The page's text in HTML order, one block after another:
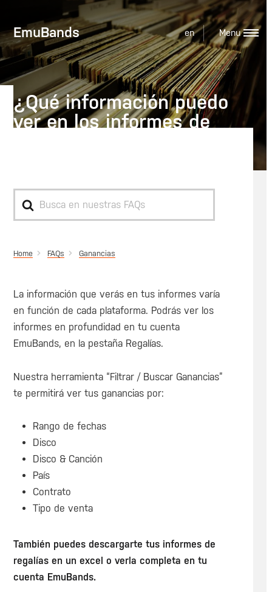
EmuBands en
¿Qué información puedo
ver en los informes de
For
Home Ganancias
La información que verás en tus informes varía
en función de cada plataforma. Podrás ver los
informes en profundidad en tu cuenta
EmuBands, en la pestaña Regalías.
Nuestra herramienta “Filtrar / Buscar Ganancias”
te permitirá ver tus ganancias por:
Rango de fechas
Disco
Disco & Canción
País
Contrato
Tipo de venta
También puedes descargarte tus informes de
regalías en un excel o verla completa en tu
cuenta EmuBands.